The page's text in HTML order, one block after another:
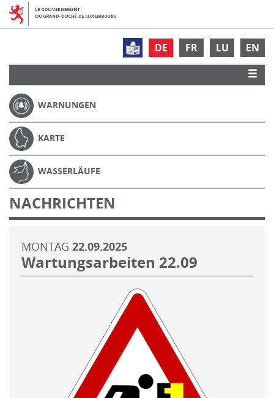
DE FR LU EN
WARNUNGEN
KARTE
WASSERLÄUFE
NACHRICHTEN
MONTAG 22.09.2025
Wartungsarbeiten 22.09